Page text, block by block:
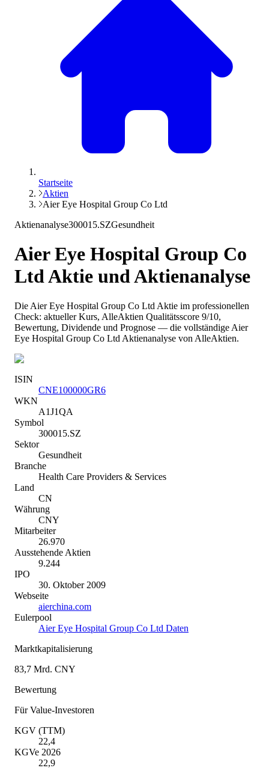
Startseite
Aktien
Aier Eye Hospital Group Co Ltd
Aktienanalyse300015.SZGesundheit
Aier Eye Hospital Group Co
LtdAktie und Aktienanalyse
Die Aier Eye Hospital Group Co Ltd Aktie im professionellen
Check: aktueller Kurs, AlleAktien Qualitätsscore 9/10,
Bewertung, Dividende und Prognose — die vollständige Aier
Eye Hospital Group Co Ltd Aktienanalyse von AlleAktien.
ISIN
CNE100000GR6
WKN
A1J1QA
Symbol
300015.SZ
Sektor
Gesundheit
Branche
Health Care Providers & Services
Land
CN
Währung
CNY
Mitarbeiter
26.970
Ausstehende Aktien
9.244
IPO
30. Oktober 2009
Webseite
aierchina.com
Eulerpool
Aier Eye Hospital Group Co Ltd Daten
Marktkapitalisierung
83,7 Mrd. CNY
Bewertung
Für Value-Investoren
KGV (TTM)
22,4
KGVe 2026
22,9